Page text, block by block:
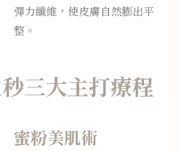
彈力纖維，使皮膚自然膨出平
整。
三大主打療程
蜜粉美肌術